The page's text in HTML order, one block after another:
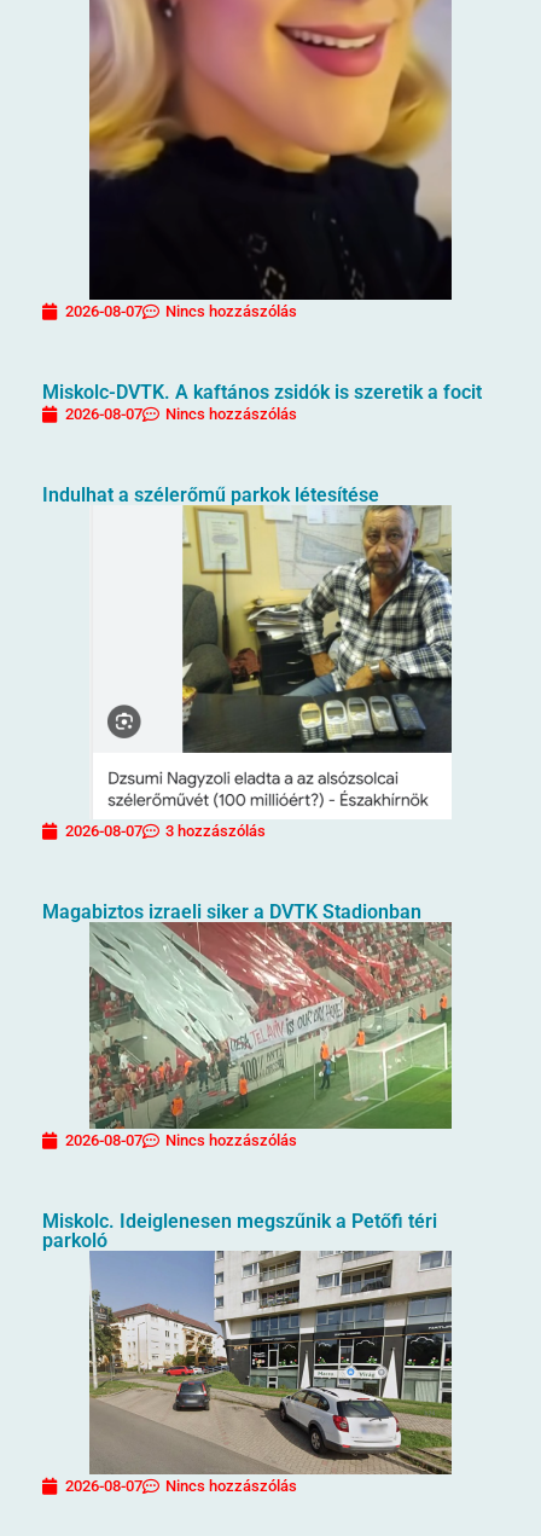
2026-08-07 Nincs hozzászólás
Miskolc-DVTK. A kaftános zsidók is szeretik a focit
2026-08-07 Nincs hozzászólás
Indulhat a szélerőmű parkok létesítése
2026-08-07 3 hozzászólás
Magabiztos izraeli siker a DVTK Stadionban
2026-08-07 Nincs hozzászólás
Miskolc. Ideiglenesen megszűnik a Petőfi téri
parkoló
2026-08-07 Nincs hozzászólás